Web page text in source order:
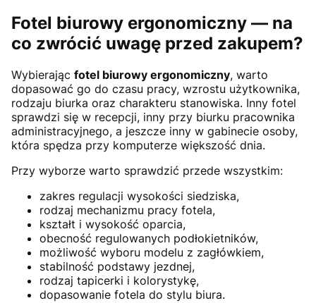
Fotel biurowy ergonomiczny — na
co zwrócić uwagę przed zakupem?
Wybierając fotel biurowy ergonomiczny, warto
dopasować go do czasu pracy, wzrostu użytkownika,
rodzaju biurka oraz charakteru stanowiska. Inny fotel
sprawdzi się w recepcji, inny przy biurku pracownika
administracyjnego, a jeszcze inny w gabinecie osoby,
która spędza przy komputerze większość dnia.
Przy wyborze warto sprawdzić przede wszystkim:
zakres regulacji wysokości siedziska,
rodzaj mechanizmu pracy fotela,
kształt i wysokość oparcia,
obecność regulowanych podłokietników,
możliwość wyboru modelu z zagłówkiem,
stabilność podstawy jezdnej,
rodzaj tapicerki i kolorystykę,
dopasowanie fotela do stylu biura.